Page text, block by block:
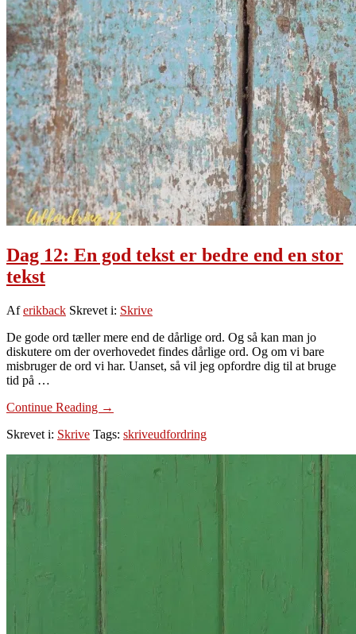
Dag 12: En god tekst er bedre end en stor
tekst
Aferikback Skrevet i: Skrive
De gode ord tæller mere end de dårlige ord. Og så kan man jo
diskutere om der overhovedet findes dårlige ord. Og om vi bare
misbruger de ord vi har. Uanset, så vil jeg opfordre dig til at bruge
tid på …
Continue Reading om
12:
god
er
end
stor
→
Skrevet i: Skrive Tags: skriveudfordring